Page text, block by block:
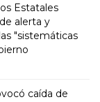
Estatales
alerta y
"sistemáticas
caída de